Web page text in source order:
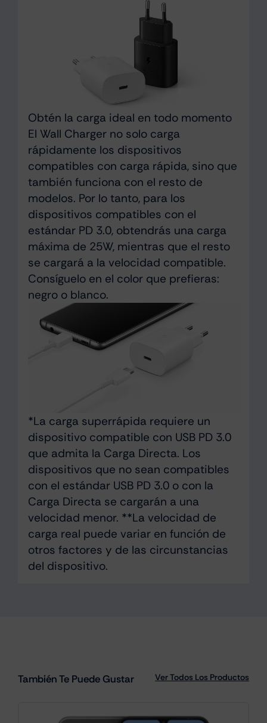
Obtén la carga ideal en todo momento
El Wall Charger no solo carga
rápidamente los dispositivos
compatibles con carga rápida, sino que
también funciona con el resto de
modelos. Por lo tanto, para los
dispositivos compatibles con el
estándar PD 3.0, obtendrás una carga
máxima de 25W, mientras que el resto
se cargará a la velocidad compatible.
Consíguelo en el color que prefieras:
negro o blanco.
*La carga superrápida requiere un
dispositivo compatible con USB PD 3.0
que admita la Carga Directa. Los
dispositivos que no sean compatibles
con el estándar USB PD 3.0 o con la
Carga Directa se cargarán a una
velocidad menor. **La velocidad de
carga real puede variar en función de
otros factores y de las circunstancias
del dispositivo.
También Te Puede Gustar Ver Todos Los Productos